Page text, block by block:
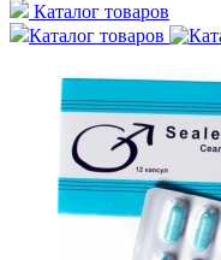
Каталог товаров
Каталог товаров